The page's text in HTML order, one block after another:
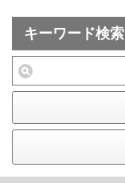
キーワード検索